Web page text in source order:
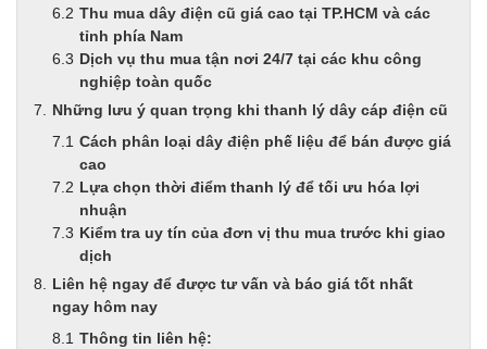
Thu mua dây điện cũ giá cao tại TP.HCM và các
tỉnh phía Nam
Dịch vụ thu mua tận nơi 24/7 tại các khu công
nghiệp toàn quốc
Những lưu ý quan trọng khi thanh lý dây cáp điện cũ
Cách phân loại dây điện phế liệu để bán được giá
cao
Lựa chọn thời điểm thanh lý để tối ưu hóa lợi
nhuận
Kiểm tra uy tín của đơn vị thu mua trước khi giao
dịch
Liên hệ ngay để được tư vấn và báo giá tốt nhất
ngay hôm nay
Thông tin liên hệ: